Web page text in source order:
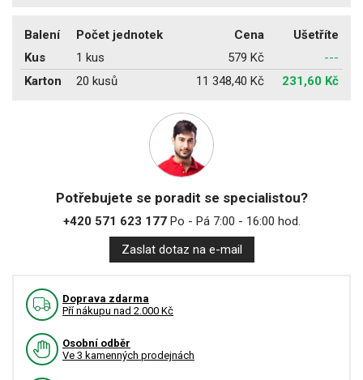
Balení Počet jednotek Cena
Ušetříte
Kus
1 kus 579 Kč
---
Karton
20 kusů 11 348,40 Kč 231,60 Kč
Potřebujete se poradit se specialistou?
+420 571 623 177Po - Pá 7:00 - 16:00 hod.
Zaslat dotaz na e-mail
Doprava zdarma
Pří nákupu nad 2.000 Kč
Osobní odběr
Ve 3 kamenných prodejnách